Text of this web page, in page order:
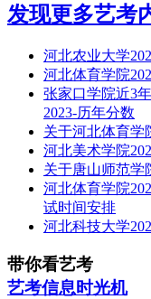
发现更多艺考
河北农业大学
河北体育学院
张家口学院近3
2023-历年分数
关于河北体育学
河北美术学院
关于唐山师范学
河北体育学院
试时间安排
河北科技大学
带你看艺考
艺考信息时光机